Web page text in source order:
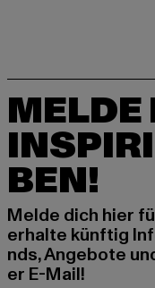
MELDE
BEN!
Melde dich hier
erhalte künftig
nds, Angebote
er E-Mail!